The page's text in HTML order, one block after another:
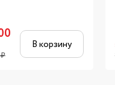
В корзину